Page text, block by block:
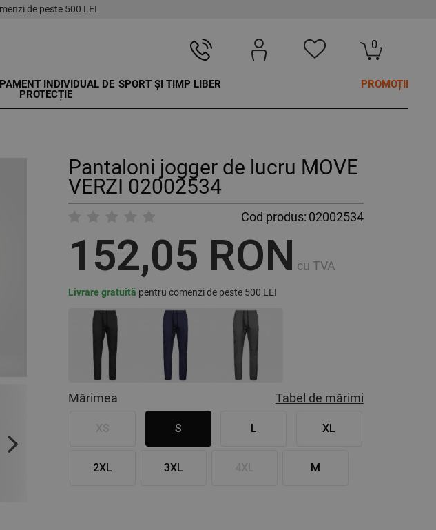
de peste 500 LEI
0
INDIVIDUAL DE
PROTECȚIE
SPORT ȘI TIMP LIBER PROMOȚII
Next
Pantaloni jogger de lucru MOVE
VERZI 02002534
Cod produs: 02002534
152,05 RON cu TVA
Livrare gratuită pentru comenzi de peste 500 LEI
Mărimea Tabel de mărimi
S L XL
2XL 3XL M